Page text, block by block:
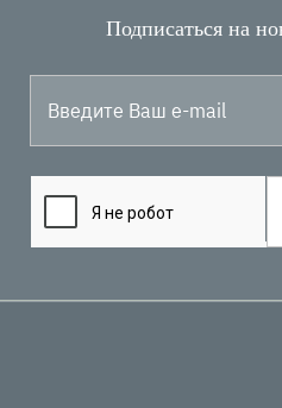
Подписаться на